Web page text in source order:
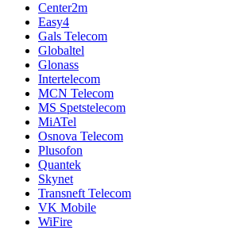
Center2m
Easy4
Gals Telecom
Globaltel
Glonass
Intertelecom
MCN Telecom
MS Spetstelecom
MiATel
Osnova Telecom
Plusofon
Quantek
Skynet
Transneft Telecom
VK Mobile
WiFire